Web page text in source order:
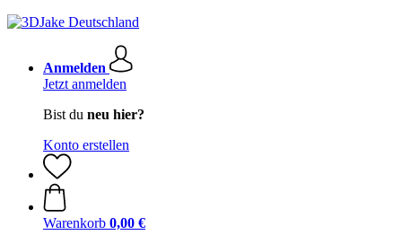
Anmelden
Jetzt anmelden
Bist du neu hier?
Konto erstellen
Warenkorb 0,00 €